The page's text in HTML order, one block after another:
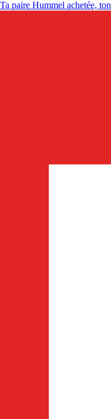
Ta paire Hummel achetée, ton